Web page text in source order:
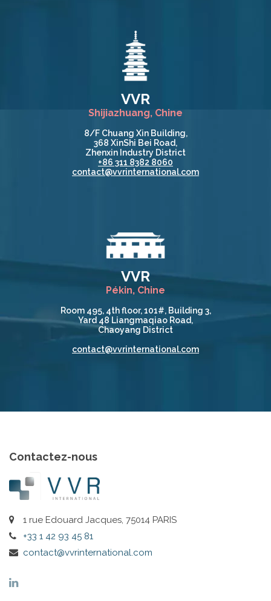
VVR
Shijiazhuang, Chine
8/F Chuang Xin Building,
368 XinShi Bei Road,
Zhenxin Industry District
+86 311 8382 8060
contact@vvrinternational.com
VVR
Pékin, Chine
Room 495, 4th floor, 101#, Building 3,
Yard 48 Liangmaqiao Road,
Chaoyang District
contact@vvrinternational.com
Contactez-nous
1 rue Edouard Jacques, 75014 PARIS
+33 1 42 93 45 81
contact@vvrinternational.com